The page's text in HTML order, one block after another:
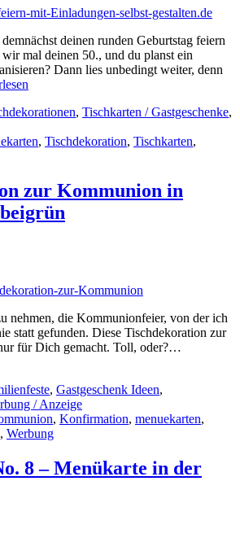
deinen runden Geburtstag feiern
mal deinen 50., und du planst ein
Dann lies unbedingt weiter, denn
, Tischkarten / Gastgeschenke,
, Tischdekoration, Tischkarten,
zur Kommunion in
nehmen, die Kommunionfeier, von der ich
statt gefunden. Diese Tischdekoration zur
für Dich gemacht. Toll, oder?…
, Gastgeschenk Ideen,
/ Anzeige
, Konfirmation, menuekarten,
, Werbung
8 – Menükarte in der